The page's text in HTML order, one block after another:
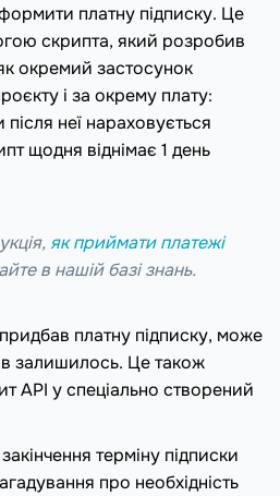
платну підписку. Це
скрипта, який розробив
окремий застосунок
і за окрему плату:
неї нараховується
щодня віднімає 1 день
як приймати платежі
в нашій базі знань.
платну підписку, може
залишилось. Це також
API у спеціально створений
терміну підписки
про необхідність